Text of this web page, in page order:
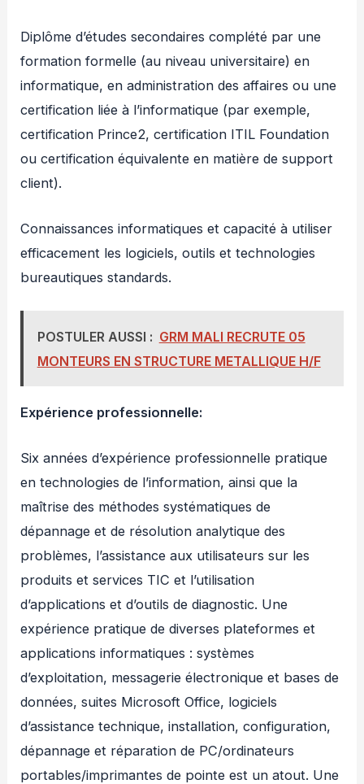
Diplôme d’études secondaires complété par une
formation formelle (au niveau universitaire) en
informatique, en administration des affaires ou une
certification liée à l’informatique (par exemple,
certification Prince2, certification ITIL Foundation
ou certification équivalente en matière de support
client).
Connaissances informatiques et capacité à utiliser
efficacement les logiciels, outils et technologies
bureautiques standards.
POSTULER AUSSI : GRM MALI RECRUTE 05
MONTEURS EN STRUCTURE METALLIQUE H/F
Expérience professionnelle:
Six années d’expérience professionnelle pratique
en technologies de l’information, ainsi que la
maîtrise des méthodes systématiques de
dépannage et de résolution analytique des
problèmes, l’assistance aux utilisateurs sur les
produits et services TIC et l’utilisation
d’applications et d’outils de diagnostic. Une
expérience pratique de diverses plateformes et
applications informatiques : systèmes
d’exploitation, messagerie électronique et bases de
données, suites Microsoft Office, logiciels
d’assistance technique, installation, configuration,
dépannage et réparation de PC/ordinateurs
portables/imprimantes de pointe est un atout. Une